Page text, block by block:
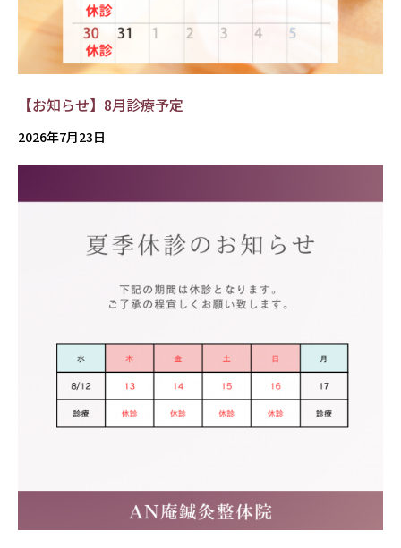
【お知らせ】8月診療予定
2026年7月23日